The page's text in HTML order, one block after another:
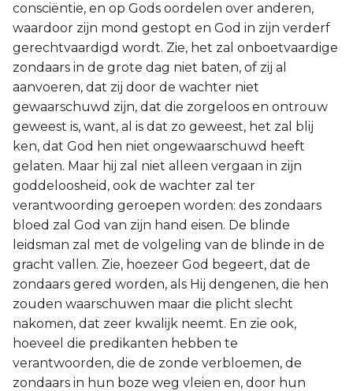
consciëntie, en op Gods oordelen over anderen,
waardoor zijn mond gestopt en God in zijn verderf
gerechtvaardigd wordt. Zie, het zal onboetvaardige
zondaars in de grote dag niet baten, of zij al
aanvoeren, dat zij door de wachter niet
gewaarschuwd zijn, dat die zorgeloos en ontrouw
geweest is, want, al is dat zo geweest, het zal blij
ken, dat God hen niet ongewaarschuwd heeft
gelaten. Maar hij zal niet alleen vergaan in zijn
goddeloosheid, ook de wachter zal ter
verantwoording geroepen worden: des zondaars
bloed zal God van zijn hand eisen. De blinde
leidsman zal met de volgeling van de blinde in de
gracht vallen. Zie, hoezeer God begeert, dat de
zondaars gered worden, als Hij dengenen, die hen
zouden waarschuwen maar die plicht slecht
nakomen, dat zeer kwalijk neemt. En zie ook,
hoeveel die predikanten hebben te
verantwoorden, die de zonde verbloemen, de
zondaars in hun boze weg vleien en, door hun